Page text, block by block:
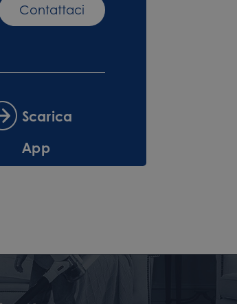
Contattaci
Scarica
App